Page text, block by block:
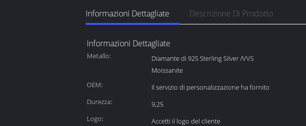
Informazioni Dettagliate Descrizione Di Prodotto
Informazioni Dettagliate
Metallo:
Diamante di 925 Sterling Silver /VVS
Moissanite
OEM: Il servizio di personalizzazione ha fornito
Durezza:
9,25
Logo:
Accetti il logo del cliente